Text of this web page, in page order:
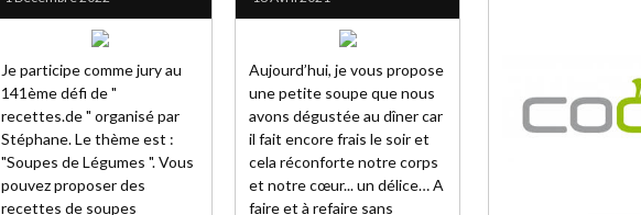
Je participe comme jury au
141ème défi de "
recettes.de " organisé par
Stéphane. Le thème est :
"Soupes de Légumes ". Vous
pouvez proposer des
recettes de soupes
Aujourd’hui, je vous propose
une petite soupe que nous
avons dégustée au dîner car
il fait encore frais le soir et
cela réconforte notre corps
et notre cœur... un délice… A
faire et à refaire sans